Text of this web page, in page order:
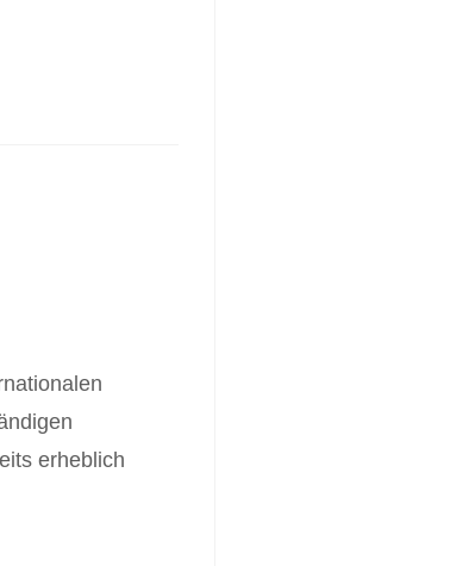
erheblich